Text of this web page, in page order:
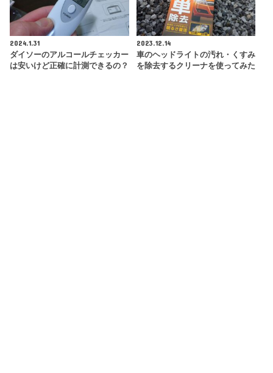
2024.1.31
ダイソーのアルコールチェッカー
は安いけど正確に計測できるの？
2023.12.14
車のヘッドライトの汚れ・くすみ
を除去するクリーナを使ってみた